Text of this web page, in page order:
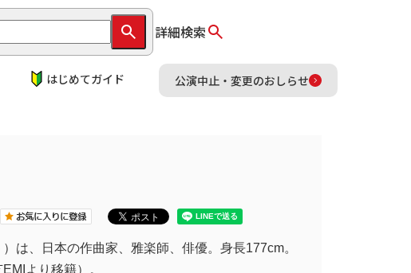
詳細検索
はじめてガイド 公演中止・変更のおしらせ
は、日本の作曲家、雅楽師、俳優。身長177cm。
より移籍）。